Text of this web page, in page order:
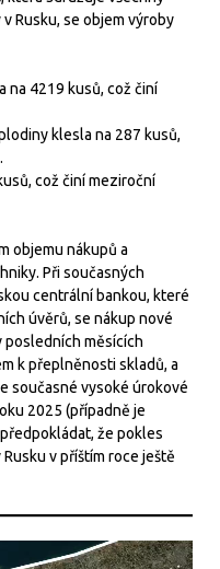
Rusku, se objem výroby
na 4219 kusů, což činí
klesla na 287 kusů,
což činí meziroční
objemu nákupů a
Při současných
centrální bankou, které
úvěrů, se nákup nové
měsících
k přeplněnosti skladů, a
současné vysoké úrokové
2025 (případně je
že pokles
v příštím roce ještě